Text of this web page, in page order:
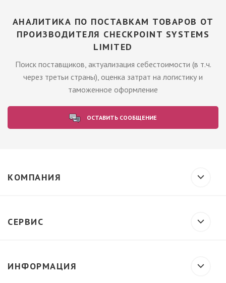
АНАЛИТИКА ПО ПОСТАВКАМ ТОВАРОВ ОТ
ПРОИЗВОДИТЕЛЯ CHECKPOINT SYSTEMS
LIMITED
Поиск поставщиков, актуализация себестоимости (в т.ч.
через третьи страны), оценка затрат на логистику и
таможенное оформление
ОСТАВИТЬ СООБЩЕНИЕ
КОМПАНИЯ
СЕРВИС
ИНФОРМАЦИЯ